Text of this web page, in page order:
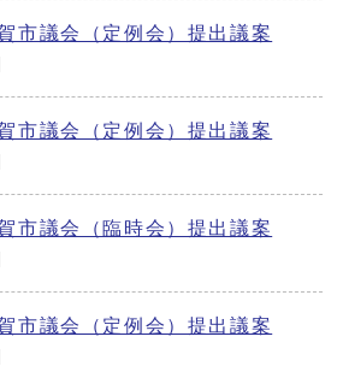
市議会（定例会）提出議案
市議会（定例会）提出議案
市議会（臨時会）提出議案
市議会（定例会）提出議案